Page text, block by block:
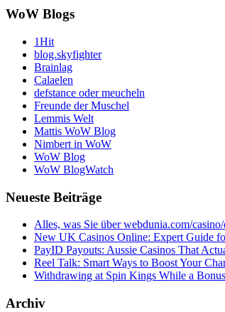
WoW Blogs
1Hit
blog.skyfighter
Brainlag
Calaelen
defstance oder meucheln
Freunde der Muschel
Lemmis Welt
Mattis WoW Blog
Nimbert in WoW
WoW Blog
WoW BlogWatch
Neueste Beiträge
Alles, was Sie über webdunia.com/
New UK Casinos Online: Expert Guide
PayID Payouts: Aussie Casinos That
Reel Talk: Smart Ways to Boost Your
Withdrawing at Spin Kings While a
Archiv